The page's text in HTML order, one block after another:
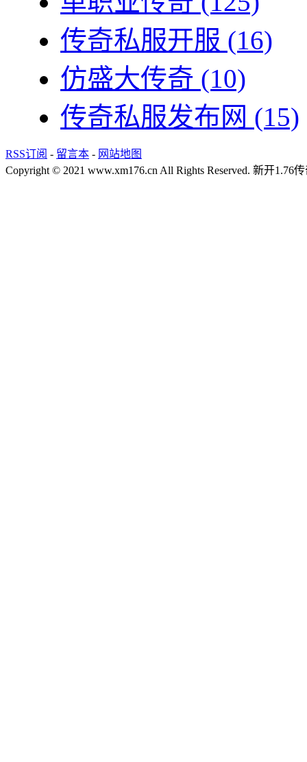
传奇私服开服 (16)
仿盛大传奇 (10)
传奇私服发布网 (15)
RSS订阅 - 留言本 - 网站地图
Copyright © 2021 www.xm176.cn All Rights Reserved. 新开1.76